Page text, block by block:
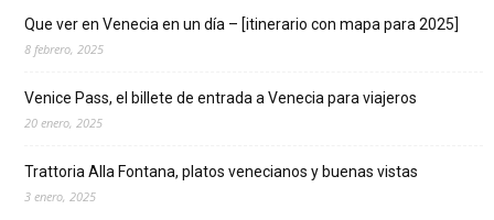
Que ver en Venecia en un día – [itinerario con mapa para 2025]
8 febrero, 2025
Venice Pass, el billete de entrada a Venecia para viajeros
20 enero, 2025
Trattoria Alla Fontana, platos venecianos y buenas vistas
3 enero, 2025